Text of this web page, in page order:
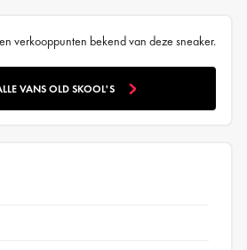
verkooppunten bekend van deze sneaker.
VANS OLD SKOOL'S